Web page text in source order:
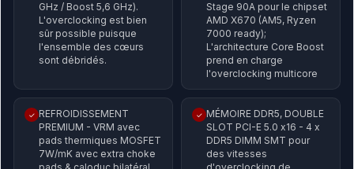
GHz / Boost 5,6 GHz).
L'overclocking est bien
sûr possible puisque
l'ensemble des cœurs
sont débridés.
Stage 90A pour le chipset
AMD X670 (AM5, Ryzen
7000 ready);
L'architecture Core Boost
prend en charge
l'overclocking multicore
✓ REFROIDISSEMENT
PREMIUM - VRM avec
pads thermiques MOSFET
7W/mK avec extra choke
✓ MÉMOIRE DDR5, DOUBLE
SLOT PCI-E 5.0 x16 - 4 x
DDR5 DIMM SMT pour
des vitesses